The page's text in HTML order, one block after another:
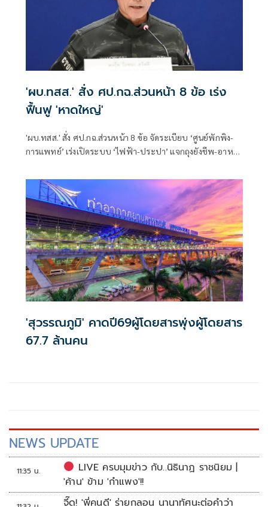
'ผบ.ทสส.' สั่ง ศป.กฉ.ส่วนหน้า 8 ข้อ เร่ง
ฟื้นฟู 'หาดใหญ่'
'ผบ.ทสส.' สั่ง ศป.กฉ.ส่วนหน้า 8 ข้อ จัดระเบียบ ‘ศูนย์พักพิง-
การแพทย์’ เร่งเปิดระบบ ‘ไฟฟ้า-ประปา’ แจกถุงยังชีพ-อาหาร
ย้ายยานพาหนะกีดขวาง
'สุวรรณภูมิ' คาดปี69ผู้โดยสารพุ่งผู้โดยสาร
67.7 ล้านคน
NEWS UPDATE
11:35 น.
LIVE ครบมุมข่าว กับ..นิธินาฏ ราชนิยม |
'ค้าน' ข้าม 'กำแพง'!!
จี๊ด! 'พี่คนดี' ร่ายกลอน นานาทัศนะต่อคำว่า